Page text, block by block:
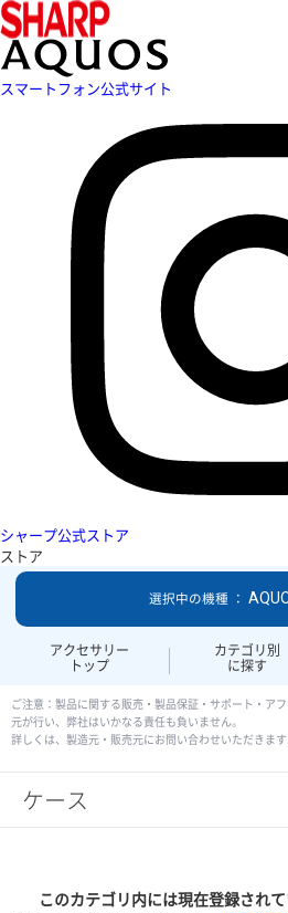
スマートフォン公式サイト
シャープ公式ストア
ストア
アクセサリー
トップ
カテゴリ別
に探す
選択中の機種 ：
ご注意：製品に関する販売・製品保証・サポート・ア
元が行い、弊社はいかなる責任も負いません。
詳しくは、製造元・販売元にお問い合わせいただきます
ケース
このカテゴリ内には現在登録され